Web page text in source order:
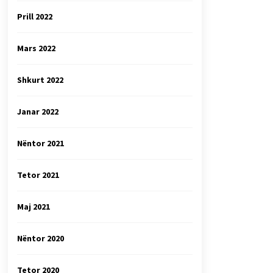
Prill 2022
Mars 2022
Shkurt 2022
Janar 2022
Nëntor 2021
Tetor 2021
Maj 2021
Nëntor 2020
Tetor 2020